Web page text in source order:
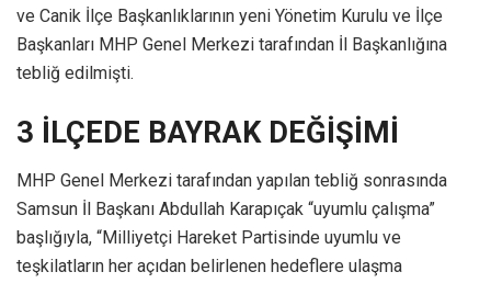
ve Canik İlçe Başkanlıklarının yeni Yönetim Kurulu ve İlçe
Başkanları MHP Genel Merkezi tarafından İl Başkanlığına
tebliğ edilmişti.
3 İLÇEDE BAYRAK DEĞİŞİMİ
MHP Genel Merkezi tarafından yapılan tebliğ sonrasında
Samsun İl Başkanı Abdullah Karapıçak “uyumlu çalışma”
başlığıyla, “Milliyetçi Hareket Partisinde uyumlu ve
teşkilatların her açıdan belirlenen hedeflere ulaşma